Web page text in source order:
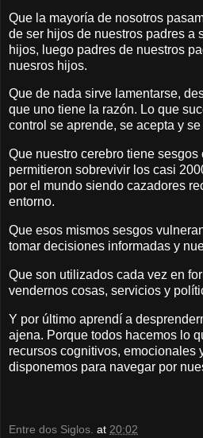
Que la mayoría de nosotros
de ser hijos de nuestros padres a
hijos, luego padres de nuestros
nuesros hijos.
Que de nada sirve lamentarse,
que uno tiene la razón. Lo que
control se aprende, se acepta y
Que nuestro cerebro tiene
permitieron sobrevivir los casi
por el mundo siendo cazadores
entorno.
Que esos mismos sesgos
tomar decisiones informadas y
Que son utilizados cada vez en
vendernos cosas, servicios y
Y por último aprendí a
ajena. Porque todos hacemos lo
recursos cognitivos, emocionales
disponemos para navegar por
Entre dos Siglos. at 20:02